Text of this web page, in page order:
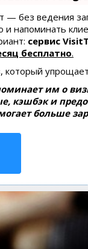
— без ведения
и напоминать
сервис
бесплатно.
который
им о
кэшбэк и
больше